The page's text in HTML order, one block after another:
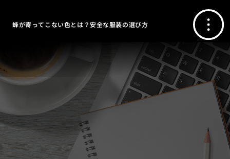
蜂が寄ってこない色とは？安全な服装の選び方